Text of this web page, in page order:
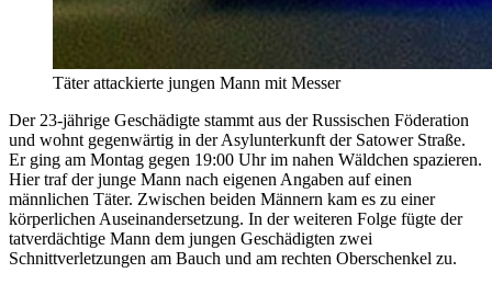
Täter attackierte jungen Mann mit Messer
Der 23-jährige Geschädigte stammt aus der Russischen Föderation
und wohnt gegenwärtig in der Asylunterkunft der Satower Straße.
Er ging am Montag gegen 19:00 Uhr im nahen Wäldchen spazieren.
Hier traf der junge Mann nach eigenen Angaben auf einen
männlichen Täter. Zwischen beiden Männern kam es zu einer
körperlichen Auseinandersetzung. In der weiteren Folge fügte der
tatverdächtige Mann dem jungen Geschädigten zwei
Schnittverletzungen am Bauch und am rechten Oberschenkel zu.